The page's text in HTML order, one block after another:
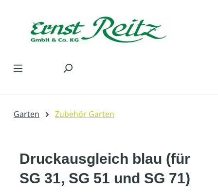
Garten Zubehör Garten
Druckausgleich blau (für
SG 31, SG 51 und SG 71)